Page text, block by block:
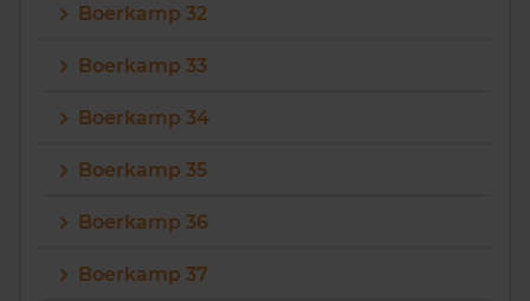
Boerkamp 32
Boerkamp 33
Boerkamp 34
Boerkamp 35
Boerkamp 36
Boerkamp 37